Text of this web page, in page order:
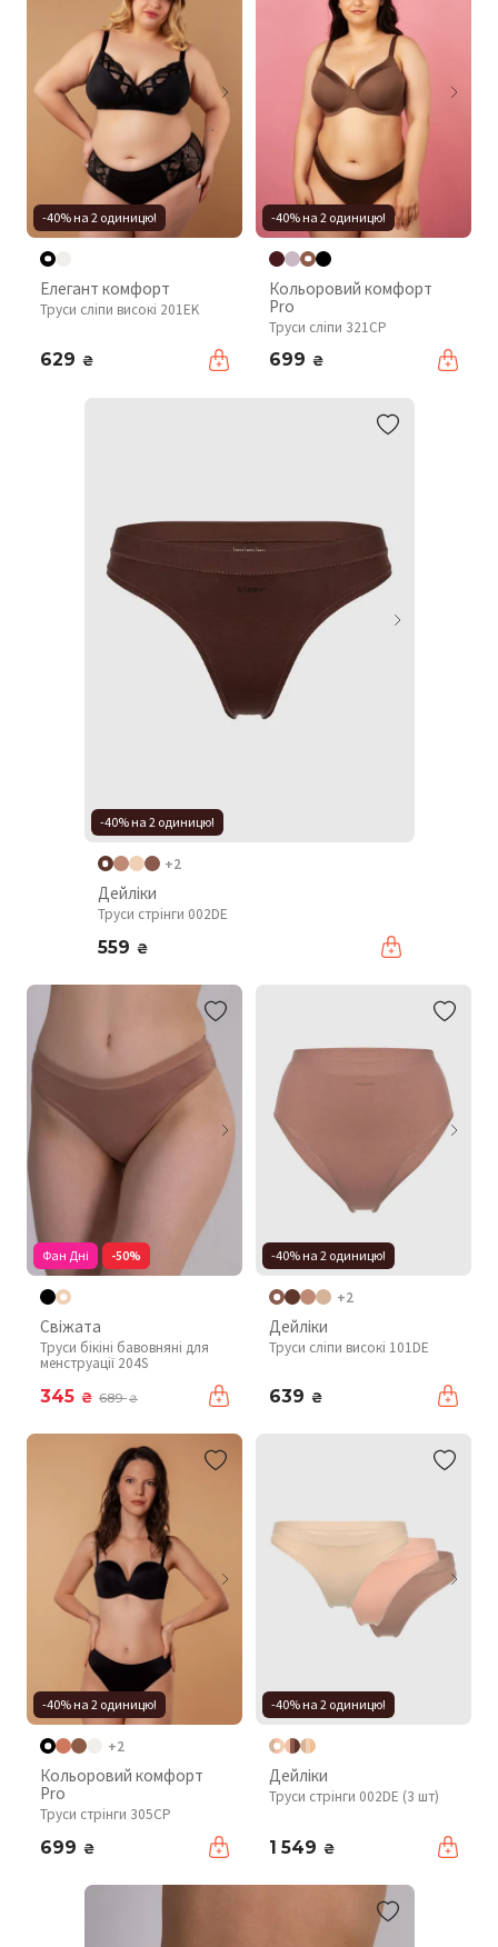
-40% на 2 одиницю!
Елегант комфорт
Труси сліпи високі 201EK
629 ₴
-40% на 2 одиницю!
Кольоровий комфорт
Pro
Труси сліпи 321CP
699 ₴
-40% на 2 одиницю!
+2
Дейліки
Труси стрінги 002DE
559 ₴
Фан Дні -50%
Свіжата
Труси бікіні бавовняні для
менструації 204S
345 ₴ 689₴
-40% на 2 одиницю!
+2
Дейліки
Труси сліпи високі 101DE
639 ₴
-40% на 2 одиницю!
+2
Кольоровий комфорт
Pro
Труси стрінги 305CP
699 ₴
-40% на 2 одиницю!
Дейліки
Труси стрінги 002DE (3 шт)
1 549 ₴